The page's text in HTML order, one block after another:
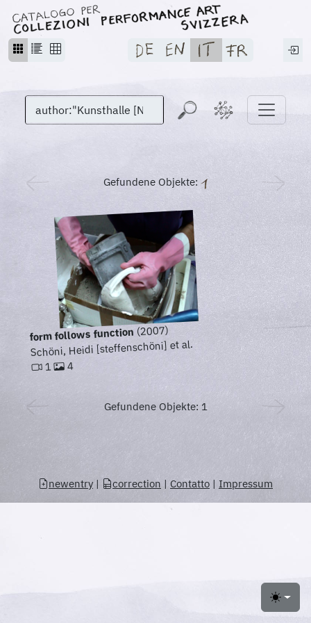
Toggle
Gefundene Objekte:
form follows function (2007)
Schöni, Heidi [steffenschöni] et al.
1 4
Gefundene Objekte: 1
newentry| correction | Contatto | Impressum